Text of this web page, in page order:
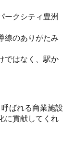
クシティ豊洲
線のありがたみ
ではなく、駅か
ばれる商業施設
に貢献してくれ